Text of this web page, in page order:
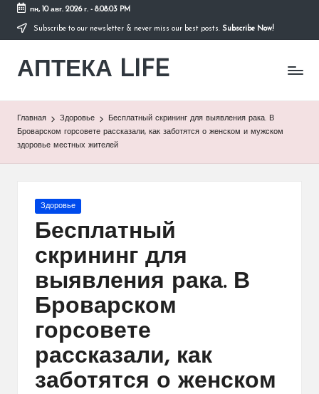
Перейти
содержимому
пн, 10 авг. 2026 г.- 8:08:04 PM
Subscribe to our newsletter & never miss our best posts. Subscribe Now!
АПТЕКА LIFE
сайт
здоровом
образе
Главная Здоровье
Бесплатный скрининг для выявления рака. В
Броварском горсовете рассказали, как заботятся о женском и мужском
здоровье местных жителей
Опубликовано
Здоровье
Бесплатный
скрининг для
выявления рака. В
Броварском
горсовете
рассказали, как
заботятся о женском